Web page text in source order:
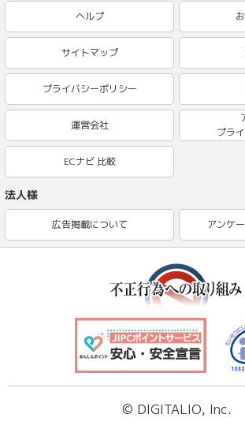
ヘルプ
サイトマップ
プライバシーポリシー
運営会社
プラ
ECナビ 比較
法人様
広告掲載について アンケ
© DIGITALIO, Inc.